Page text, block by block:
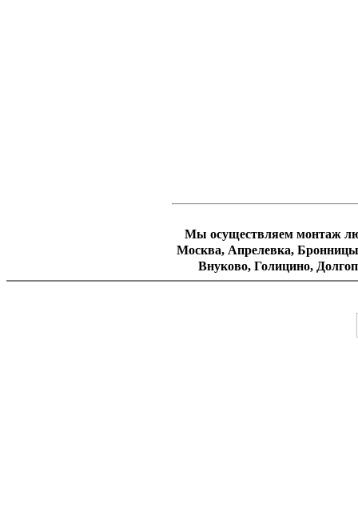
Мы осуществляем монтаж
Москва, Апрелевка,
Внуково, Голицино,
Дзержинский, Дедовск,
Кубинка, Климовск,